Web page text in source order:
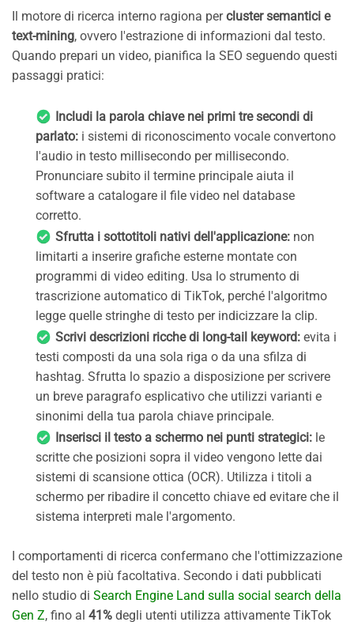
Il motore di ricerca interno ragiona percluster semantici e
text-mining, ovvero l'estrazione di informazioni dal testo.
Quando prepari un video, pianifica la SEO seguendo questi
passaggi pratici:
Includi la parola chiave nei primi tre secondi di
parlato: i sistemi di riconoscimento vocale convertono
l'audio in testo millisecondo per millisecondo.
Pronunciare subito il termine principale aiuta il
software a catalogare il file video nel database
corretto.
Sfrutta i sottotitoli nativi dell'applicazione: non
limitarti a inserire grafiche esterne montate con
programmi di video editing. Usa lo strumento di
trascrizione automatico di TikTok, perché l'algoritmo
legge quelle stringhe di testo per indicizzare la clip.
Scrivi descrizioni ricche di long-tail keyword: evita i
testi composti da una sola riga o da una sfilza di
hashtag. Sfrutta lo spazio a disposizione per scrivere
un breve paragrafo esplicativo che utilizzi varianti e
sinonimi della tua parola chiave principale.
Inserisci il testo a schermo nei punti strategici: le
scritte che posizioni sopra il video vengono lette dai
sistemi di scansione ottica (OCR). Utilizza i titoli a
schermo per ribadire il concetto chiave ed evitare che il
sistema interpreti male l'argomento.
I comportamenti di ricerca confermano che l'ottimizzazione
del testo non è più facoltativa. Secondo i dati pubblicati
nello studio di Search Engine Land sulla social search della
Gen Z, fino al 41% degli utenti utilizza attivamente TikTok